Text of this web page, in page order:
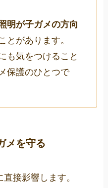
明が子ガメの方向
とがあります。
も気をつけること
保護のひとつで
メを守る
接影響します。